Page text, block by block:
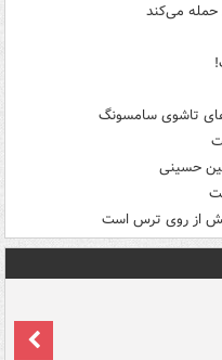
تاشوی سامسونگ
حسینی
از روی ترس است